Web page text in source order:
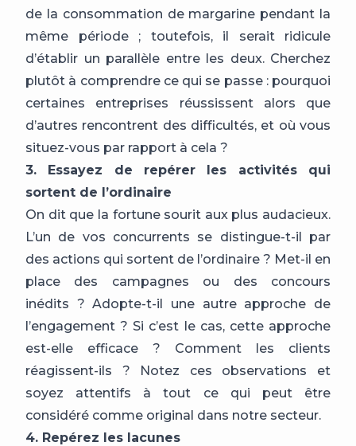
de la consommation de margarine pendant la
même période ; toutefois, il serait ridicule
d’établir un parallèle entre les deux. Cherchez
plutôt à comprendre ce qui se passe : pourquoi
certaines entreprises réussissent alors que
d’autres rencontrent des difficultés, et où vous
situez-vous par rapport à cela ?
3. Essayez de repérer les activités qui
sortent de l’ordinaire
On dit que la fortune sourit aux plus audacieux.
L’un de vos concurrents se distingue-t-il par
des actions qui sortent de l’ordinaire ? Met-il en
place des campagnes ou des concours
inédits ? Adopte-t-il une autre approche de
l’engagement ? Si c’est le cas, cette approche
est-elle efficace ? Comment les clients
réagissent-ils ? Notez ces observations et
soyez attentifs à tout ce qui peut être
considéré comme original dans notre secteur.
4. Repérez les lacunes